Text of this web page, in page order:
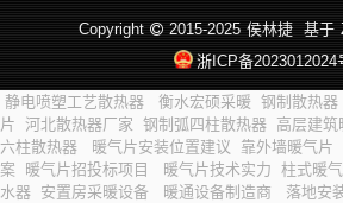
Copyright 2015-2025 侯林捷 基于
浙ICP备2023012024
静电喷塑工艺散热器 衡水宏硕采暖 钢制散热器
片 河北散热器厂家 钢制弧四柱散热器 高层建筑
六柱散热器
暖气片安装位置建议 靠外墙暖气片
案
暖气片招投标项目 暖气片技术实力 柱式暖
水器 安置房采暖设备 暖通设备制造商 落地安